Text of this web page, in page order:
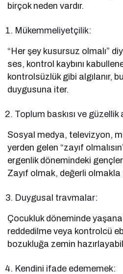
birçok neden vardır.
Mükemmeliyetçilik:
“Her şey kusursuz olmalı”
ses, kontrol kaybını
kontrolsüzlük gibi algılanır,
duygusuna iter.
Toplum baskısı ve güzellik
Sosyal medya, televizyon,
yerden gelen “zayıf
ergenlik dönemindeki
Zayıf olmak, değerli olmakla
Duygusal travmalar:
Çocukluk döneminde
reddedilme veya kontrolcü
bozukluğa zemin
Kendini ifade edememek: